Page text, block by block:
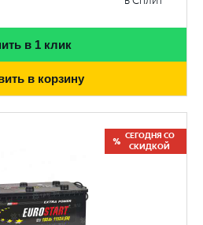
в 1 клик
в корзину
СЕГОДНЯ СО
СКИДКОЙ